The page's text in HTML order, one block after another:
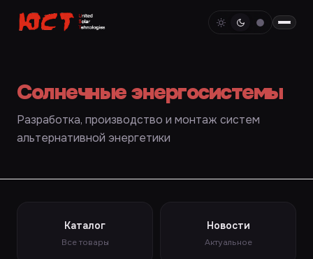
Солнечные энергосистемы
Разработка, производство и монтаж систем
альтернативной энергетики
Каталог
Все товары
Новости
Актуальное